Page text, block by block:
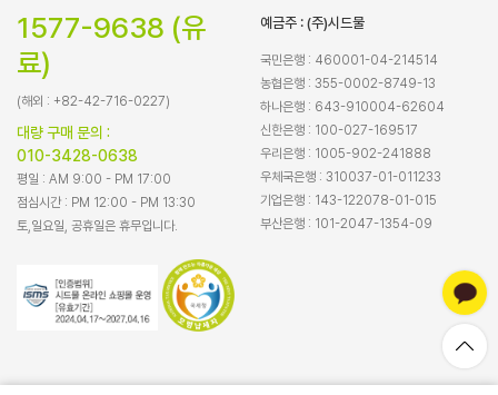
1577-9638 (유
료)
(해외 : +82-42-716-0227)
대량 구매 문의 :
010-3428-0638
평일 : AM 9:00 - PM 17:00
점심시간 : PM 12:00 - PM 13:30
토,일요일, 공휴일은 휴무입니다.
예금주 : (주)시드물
국민은행 : 460001-04-214514
농협은행 : 355-0002-8749-13
하나은행 : 643-910004-62604
신한은행 : 100-027-169517
우리은행 : 1005-902-241888
우체국은행 : 310037-01-011233
기업은행 : 143-122078-01-015
부산은행 : 101-2047-1354-09